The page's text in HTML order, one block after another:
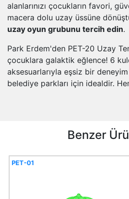
alanlarınızı çocukların favori,
macera dolu uzay üssüne
uzay oyun grubunu tercih edin.
Park Erdem'den PET-20 Uzay
çocuklara galaktik eğlence! 6
aksesuarlarıyla eşsiz bir
belediye parkları için idealdir.
Benzer
PET-01